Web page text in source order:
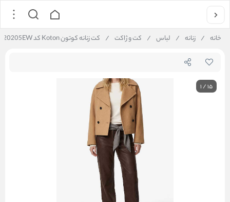
خانه / زنانه / لباس / کت و ژاکت / کت زنانه کوتون Koton کد 6WAK20205EW
1/15